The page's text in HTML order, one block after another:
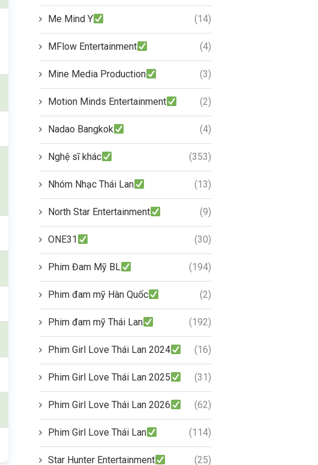
Me Mind Y (14)
MFlow Entertainment (4)
Mine Media Production (3)
Motion Minds Entertainment (2)
Nadao Bangkok (4)
Nghệ sĩ khác (353)
Nhóm Nhạc Thái Lan (13)
North Star Entertainment (9)
ONE31 (30)
Phim Đam Mỹ BL (194)
Phim đam mỹ Hàn Quốc (2)
Phim đam mỹ Thái Lan (192)
Phim Girl Love Thái Lan 2024 (16)
Phim Girl Love Thái Lan 2025 (31)
Phim Girl Love Thái Lan 2026 (62)
Phim Girl Love Thái Lan (114)
Star Hunter Entertainment (25)